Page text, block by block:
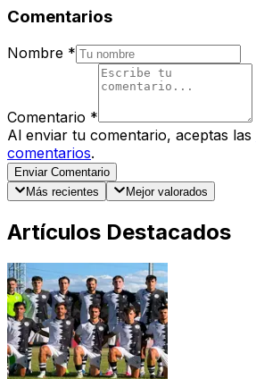
Comentarios
Nombre *
Comentario *
Al enviar tu comentario, aceptas las
comentarios.
Enviar Comentario
Más recientes
Mejor valorados
Artículos Destacados